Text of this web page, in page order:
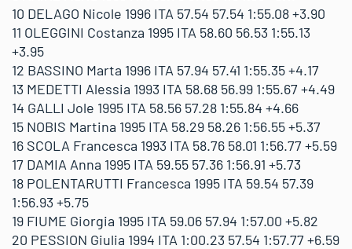
10 DELAGO Nicole 1996 ITA 57.54 57.54 1:55.08 +3.90
11 OLEGGINI Costanza 1995 ITA 58.60 56.53 1:55.13
+3.95
12 BASSINO Marta 1996 ITA 57.94 57.41 1:55.35 +4.17
13 MEDETTI Alessia 1993 ITA 58.68 56.99 1:55.67 +4.49
14 GALLI Jole 1995 ITA 58.56 57.28 1:55.84 +4.66
15 NOBIS Martina 1995 ITA 58.29 58.26 1:56.55 +5.37
16 SCOLA Francesca 1993 ITA 58.76 58.01 1:56.77 +5.59
17 DAMIA Anna 1995 ITA 59.55 57.36 1:56.91 +5.73
18 POLENTARUTTI Francesca 1995 ITA 59.54 57.39
1:56.93 +5.75
19 FIUME Giorgia 1995 ITA 59.06 57.94 1:57.00 +5.82
20 PESSION Giulia 1994 ITA 1:00.23 57.54 1:57.77 +6.59